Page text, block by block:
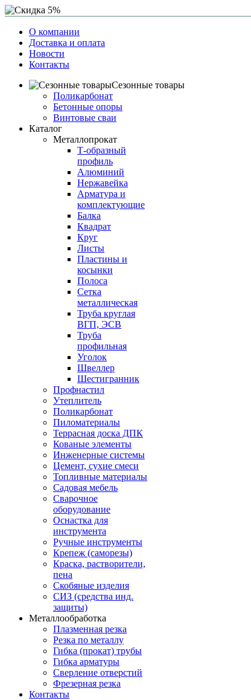
О компании
Доставка и оплата
Новости
Контакты
Сезонные товары
Поликарбонат
Бетонные опоры
Винтовые сваи
Каталог
Металлопрокат
Т-образный
профиль
Алюминий
Нержавейка
Арматура и
комплектующие
Балка
Квадрат
Круг
Листы
Пластины и
косынки
Полоса
Сетка
металлическая
Труба круглая
ВГП, ЭСВ
Труба
профильная
Уголок
Швеллер
Шестигранник
Профнастил
Утеплитель
Поликарбонат
Пиломатериалы
Террасная доска ДПК
Кованые элементы
Инженерные системы
Цемент, сухие смеси
Топливные материалы
Садовая мебель
Сварочное
оборудование
Оснастка для
инструмента
Ручные инструменты
Крепеж (саморезы)
Краска, растворители,
пена
Скобяные изделия
СИЗ (средства инд.
защиты)
Металлообработка
Плазменная резка
Резка по металлу
Гибка (прокат) трубы
Гибка арматуры
Сверление отверстий
Фрезерная резка
Контакты